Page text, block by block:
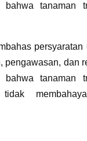
bahwa tanaman
persyaratan
pengawasan, dan
bahwa tanaman